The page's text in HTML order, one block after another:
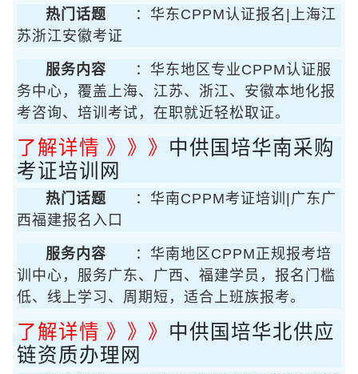
热门话题
：华东CPPM认证报名|上海江
苏浙江安徽考证
服务内容
：华东地区专业CPPM认证服
务中心，覆盖上海、江苏、浙江、安徽本地化报
考咨询、培训考试，在职就近轻松取证。
了解详情 》》》 中供国培华南采购
考证培训网
热门话题
：华南CPPM考证培训|广东广
西福建报名入口
服务内容
：华南地区CPPM正规报考培
训中心，服务广东、广西、福建学员，报名门槛
低、线上学习、周期短，适合上班族报考。
了解详情 》》》 中供国培华北供应
链资质办理网